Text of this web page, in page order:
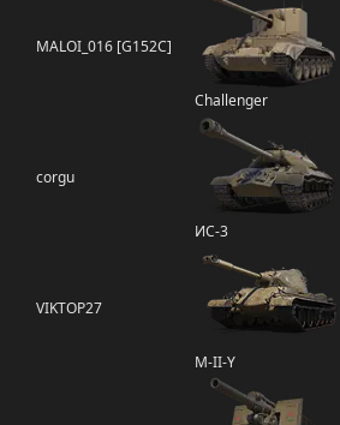
MALOI_016 [G152C]
Challenger
corgu
ИС-3
VIKTOP27
M-II-Y